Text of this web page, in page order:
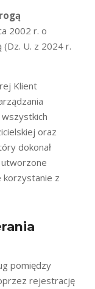
2002 r. o
(Dz. U. z 2024 r.
Klient
wszystkich
oraz
dokonał
korzystanie z
pomiędzy
rejestrację